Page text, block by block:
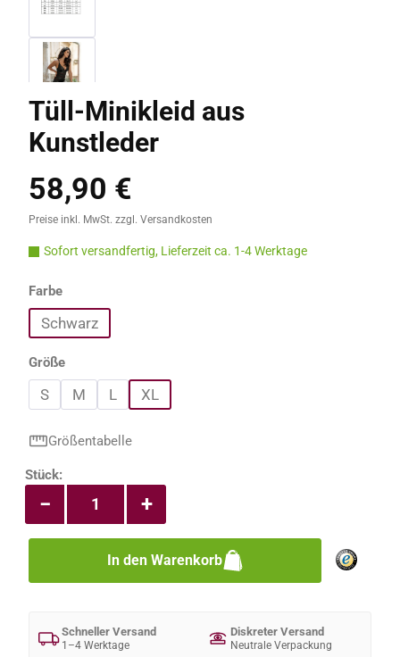
Tüll-Minikleid aus
Kunstleder
Regulärer Preis:
58,90 €
Preise inkl. MwSt. zzgl. Versandkosten
Sofort versandfertig, Lieferzeit ca. 1-4 Werktage
Farbeauswählen
Schwarz
Größeauswählen
S M L XL
Größentabelle
Produkt Anzahl: Gib den gewünschten
Stück:
+
−
In den Warenkorb
Schneller Versand
1–4 Werktage
Diskreter Versand
Neutrale Verpackung